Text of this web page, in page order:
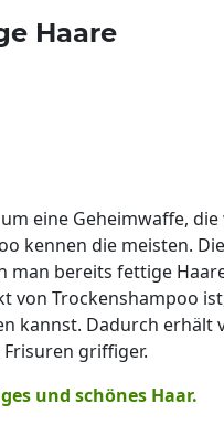
Haare
eine Geheimwaffe,
kennen die meisten.
bereits fettige
von Trockenshampoo
kannst. Dadurch erhält
griffiger.
und schönes Haar.